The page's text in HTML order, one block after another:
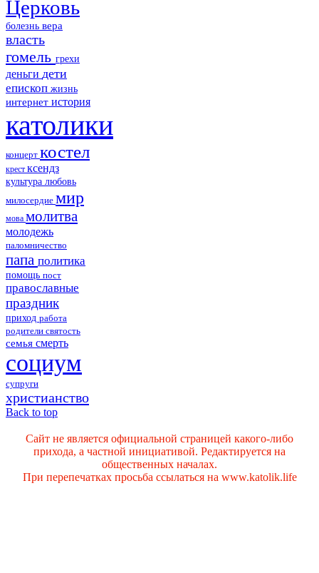
Церковь
болезнь вера
власть
гомель грехи
деньги дети
епископ жизнь
интернет история
католики
концерт костел
крест ксендз
культура любовь
милосердие мир
мова молитва
молодежь
паломничество
папа политика
помощь пост
православные
праздник
приход работа
родители святость
семья смерть
социум
супруги
христианство
Back to top
Сайт не является официальной страницей какого-либо
прихода, а частной инициативой. Редактируется на
общественных началах.
При перепечатках просьба ссылаться на www.katolik.life